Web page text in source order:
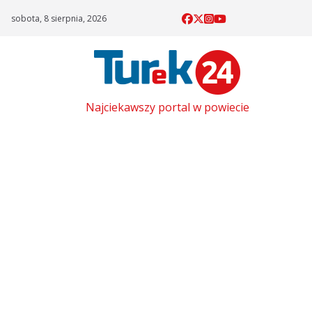
sobota, 8 sierpnia, 2026
Najciekawszy portal w powiecie